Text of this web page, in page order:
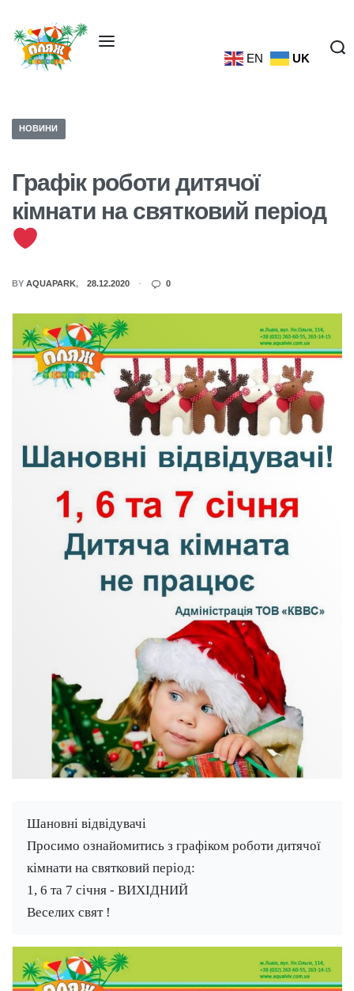
EN UK
НОВИНИ
Графік роботи дитячої
кімнати на святковий період
BY AQUAPARK 28.12.2020 0
Шановні відвідувачі
Просимо ознайомитись з графіком роботи дитячої
кімнати на святковий період:
1, 6 та 7 січня - ВИХІДНИЙ
Веселих свят !